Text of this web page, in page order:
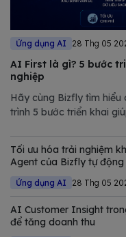
Ứng dụng AI 28 Thg 05
AI First là gì? 5 bước
nghiệp
Hãy cùng Bizfly tìm
trình 5 bước triển khai
đầy biến động.
Tối ưu hóa trải nghiệm
Agent của Bizfly tự
Ứng dụng AI 28 Thg 05
AI Customer Insight
để tăng doanh thu